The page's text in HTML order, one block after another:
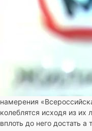
намерения
колеблятся исходя из
вплоть до него достать